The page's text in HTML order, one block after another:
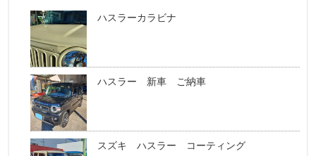
ハスラーカラビナ
ハスラー 新車 ご納車
スズキ ハスラー コーティング